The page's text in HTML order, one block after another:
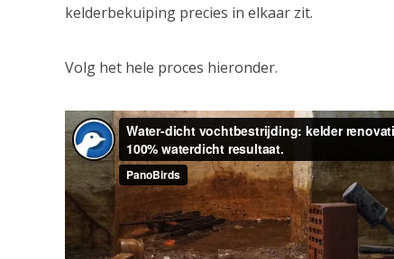
kelderbekuiping precies in elkaar zit.
Volg het hele proces hieronder.